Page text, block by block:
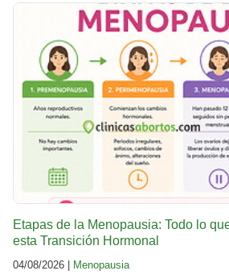
Etapas de la Menopausia: Todo lo
esta Transición Hormonal
04/08/2026 | Menopausia